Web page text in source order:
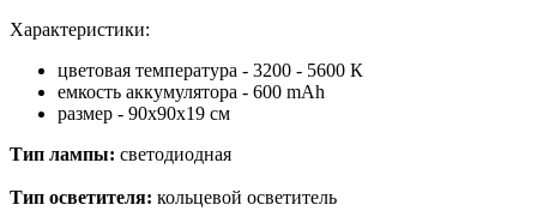
Характеристики:
цветовая температура - 3200 - 5600 К
емкость аккумулятора - 600 mAh
размер - 90х90х19 см
Тип лампы: светодиодная
Тип осветителя: кольцевой осветитель